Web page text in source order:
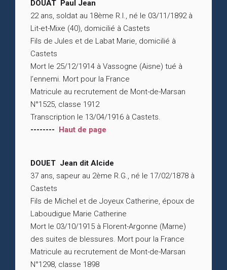
DOUAT Paul Jean
22 ans, soldat au 18ème R.I., né le 03/11/1892 à
Lit-et-Mixe (40), domicilié à Castets
Fils de Jules et de Labat Marie, domicilié à
Castets
Mort le 25/12/1914 à Vassogne (Aisne) tué à
l’ennemi. Mort pour la France
Matricule au recrutement de Mont-de-Marsan
N°1525, classe 1912
Transcription le 13/04/1916 à Castets.
-------- Haut de page
DOUET Jean dit Alcide
37 ans, sapeur au 2ème R.G., né le 17/02/1878 à
Castets
Fils de Michel et de Joyeux Catherine, époux de
Laboudigue Marie Catherine
Mort le 03/10/1915 à Florent-Argonne (Marne)
des suites de blessures. Mort pour la France
Matricule au recrutement de Mont-de-Marsan
N°1298, classe 1898